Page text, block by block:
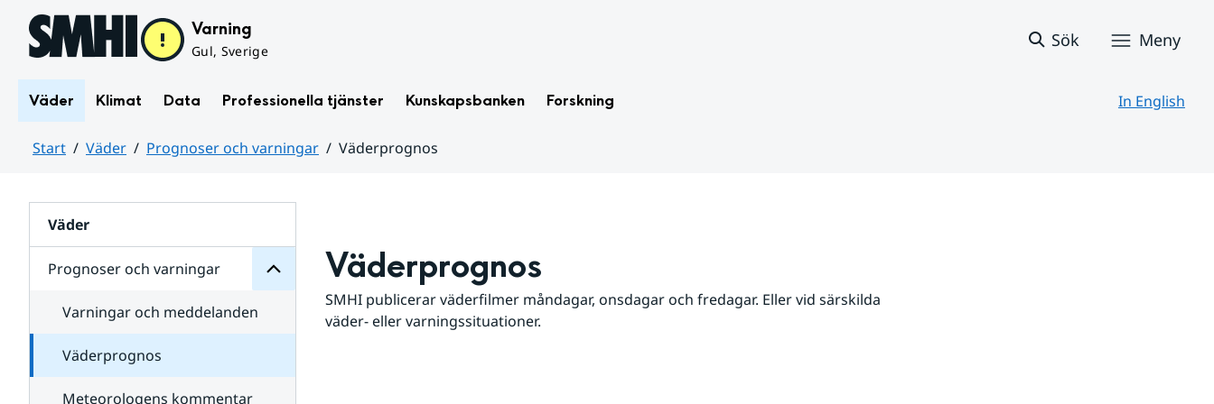
Hoppa till sidans innehåll Varning
Gul, Sverige
Sök Meny
Väder Klimat Data Professionella tjänster Kunskapsbanken Forskning In English
Start Väder Prognoser och varningar
Väderprognos
Väder
Prognoser och varningar
för
varningar
Varningar och meddelanden
Väderprognos
Meteorologens kommentar
Väderprognos
SMHI publicerar väderfilmer måndagar, onsdagar och fredagar. Eller vid särskilda
väder- eller varningssituationer.